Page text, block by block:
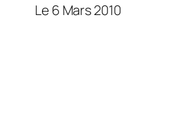
Le 6 Mars 2010